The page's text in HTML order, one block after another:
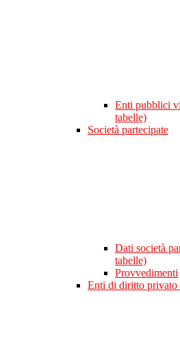
Enti pubblici
tabelle)
Società partecipate
Dati società
tabelle)
Provvedimenti
Enti di diritto privato